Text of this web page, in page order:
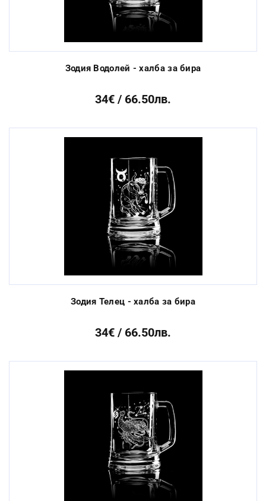
Зодия Водолей - халба за бира
34€ / 66.50лв.
Зодия Телец - халба за бира
34€ / 66.50лв.